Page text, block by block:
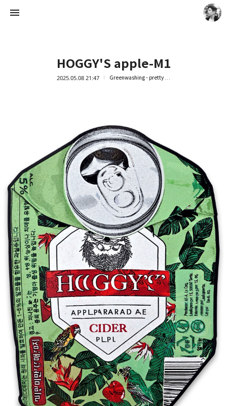
HOGGY'S apple-M1
2025.05.08 21:47 Greenwashing - pretty trash